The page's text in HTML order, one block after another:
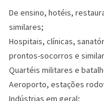
De ensino, hotéis,
similares;
Hospitais, clínicas,
prontos-socorros e
Quartéis militares e
Aeroporto, estações
Indústrias em geral;